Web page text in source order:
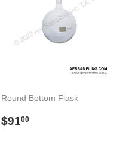
Round Bottom Flask
Preço
$9100